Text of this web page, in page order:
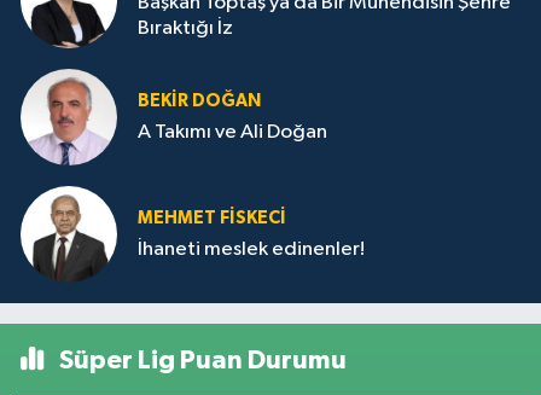
Bıraktığı İz
BEKIR DOĞAN
A Takımı ve Ali Doğan
MEHMET FİSKECİ
İhaneti meslek edinenler!
Süper Lig Puan Durumu